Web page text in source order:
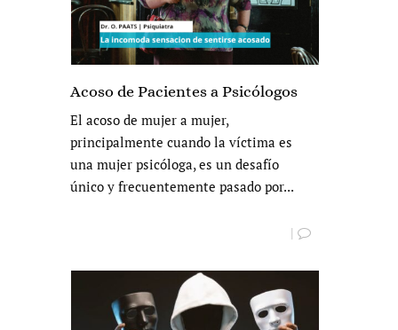
Acoso de Pacientes a Psicólogos
El acoso de mujer a mujer,
principalmente cuando la víctima es
una mujer psicóloga, es un desafío
único y frecuentemente pasado por...
|